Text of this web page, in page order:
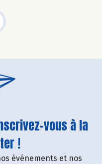
vous à la
!
événements et nos